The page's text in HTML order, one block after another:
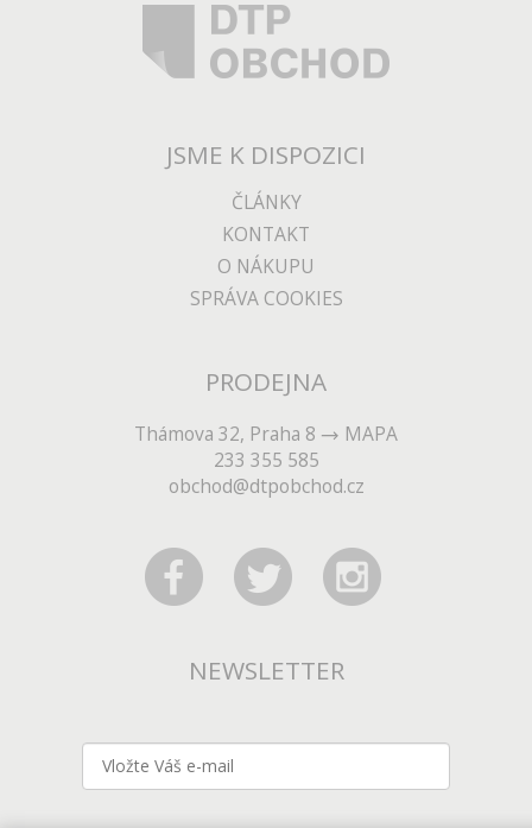
JSME K DISPOZICI
ČLÁNKY
KONTAKT
O NÁKUPU
SPRÁVA COOKIES
PRODEJNA
Thámova 32, Praha 8
MAPA
233 355 585
obchod@dtpobchod.cz
NEWSLETTER